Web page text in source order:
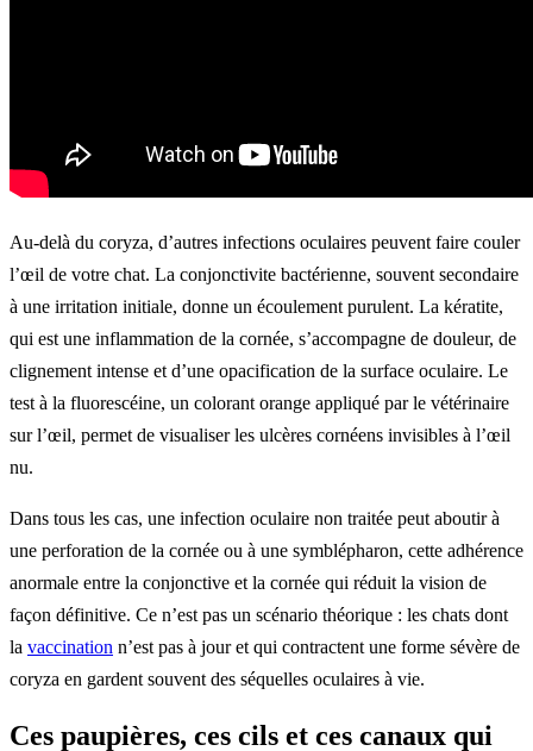
Au-delà du coryza, d’autres infections oculaires peuvent faire couler
l’œil de votre chat. La conjonctivite bactérienne, souvent secondaire
à une irritation initiale, donne un écoulement purulent. La kératite,
qui est une inflammation de la cornée, s’accompagne de douleur, de
clignement intense et d’une opacification de la surface oculaire. Le
test à la fluorescéine, un colorant orange appliqué par le vétérinaire
sur l’œil, permet de visualiser les ulcères cornéens invisibles à l’œil
nu.
Dans tous les cas, une infection oculaire non traitée peut aboutir à
une perforation de la cornée ou à une symblépharon, cette adhérence
anormale entre la conjonctive et la cornée qui réduit la vision de
façon définitive. Ce n’est pas un scénario théorique : les chats dont
la vaccination n’est pas à jour et qui contractent une forme sévère de
coryza en gardent souvent des séquelles oculaires à vie.
Ces paupières, ces cils et ces canaux qui